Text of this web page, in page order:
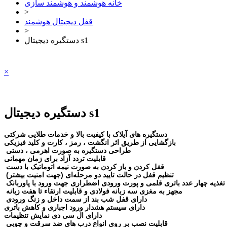
خانه هوشمند و هوشمند سازی
>
قفل دیجیتال هوشمند
>
دستگیره دیجیتال s1
×
دستگیره دیجیتال s1
دستگیره های آیلاک با کیفیت بالا و خدمات طلایی شرکتی
بازگشایی از طریق اثر انگشت ، رمز ، کارت و کلید فیزیکی
طراحی دستگیره به صورت اهرمی ، دستی
قابلیت تردد آزاد برای زمان مهمانی
قفل کردن و باز کردن به صورت نیمه اتوماتیک با دست
تنظیم قفل در حالت تایید دو مرحله‌ای (جهت امنیت بیشتر)
تغذیه چهار عدد باتری قلمی و پورت ورودی اضطراری جهت ورود با پاوربانک
مجهز به مغزی سه زبانه فولادی و قابلیت ارتقاء تا هفت زبانه
دارای قفل شب بند از سمت داخل و زنگ ورودی
دارای سیستم هشدار ورود اجباری و کاهش باتری
دارای ال سی دی نمایش تنظیمات
قابلیت نصب بر روی انواع درب های ضد سرقت و چوبی